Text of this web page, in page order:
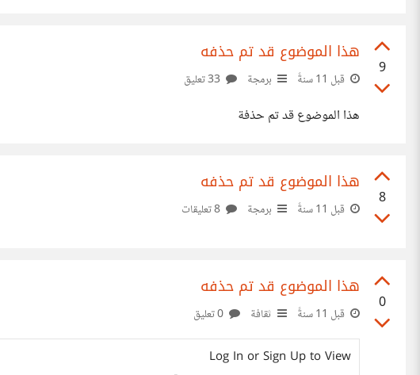
9
هذا الموضوع قد تم حذفه
قبل 11 سنةً برمجة
هذا الموضوع قد تم حذفة
8
هذا الموضوع قد تم حذفه
قبل 11 سنةً برمجة
0
هذا الموضوع قد تم حذفه
قبل 11 سنةً ثقافة
Log In or Sign Up to View